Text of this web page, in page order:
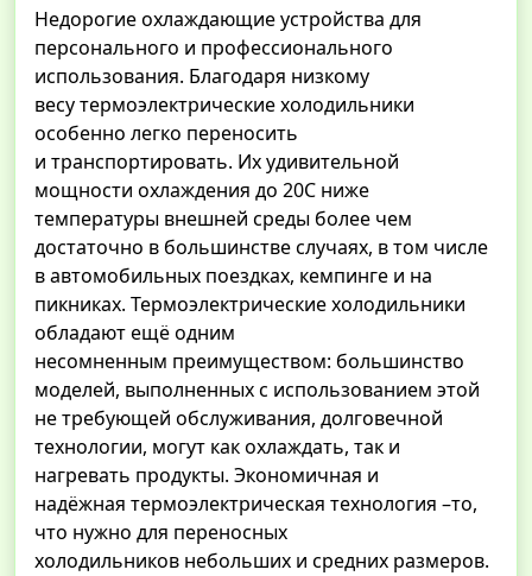
Недорогие охлаждающие устройства для
персонального и профессионального
использования. Благодаря низкому
весу термоэлектрические холодильники
особенно легко переносить
и транспортировать. Их удивительной
мощности охлаждения до 20С ниже
температуры внешней среды более чем
достаточно в большинстве случаях, в том числе
в автомобильных поездках, кемпинге и на
пикниках. Термоэлектрические холодильники
обладают ещё одним
несомненным преимуществом: большинство
моделей, выполненных с использованием этой
не требующей обслуживания, долговечной
технологии, могут как охлаждать, так и
нагревать продукты. Экономичная и
надёжная термоэлектрическая технология –то,
что нужно для переносных
холодильников небольших и средних размеров.